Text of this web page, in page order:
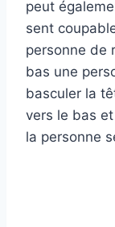
peut
sent
personne de
bas une
basculer la
vers le bas
la personne